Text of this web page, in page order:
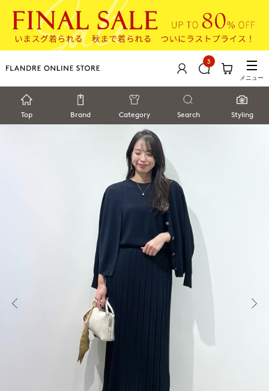
3
メニュー
Top Brand Category Search Styling